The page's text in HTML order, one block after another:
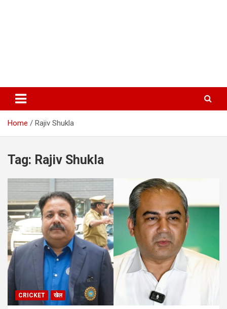
Home Rajiv Shukla
Tag: Rajiv Shukla
CRICKET खेल